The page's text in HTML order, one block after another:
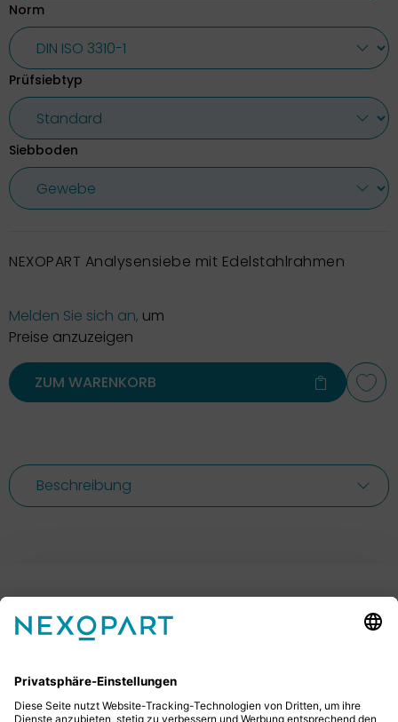
Norm
Prüfsiebtyp
Siebboden
NEXOPART Analysensiebe mit Edelstahlrahmen
Melden Sie sich an, um
Preise anzuzeigen
ZUM WARENKORB
Beschreibung
Ihr Kontakt zu uns.
schreiben uns eine E-Mail.
+49 2522 59084 0